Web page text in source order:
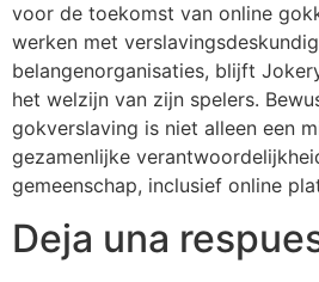
voor de toekomst van online
werken met
belangenorganisaties, blijft
het welzijn van zijn spelers.
gokverslaving is niet alleen een
gezamenlijke
gemeenschap, inclusief online
Deja una